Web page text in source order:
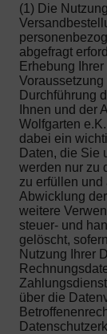
(1) Die
abgefragt
Erhebung
Durchführung
Ihnen und der
Wolfgarten
dabei ein
Daten, die Sie
werden nur zu
zu erfüllen
Abwicklung
weitere
steuer- und
gelöscht,
Nutzung Ihrer
über die